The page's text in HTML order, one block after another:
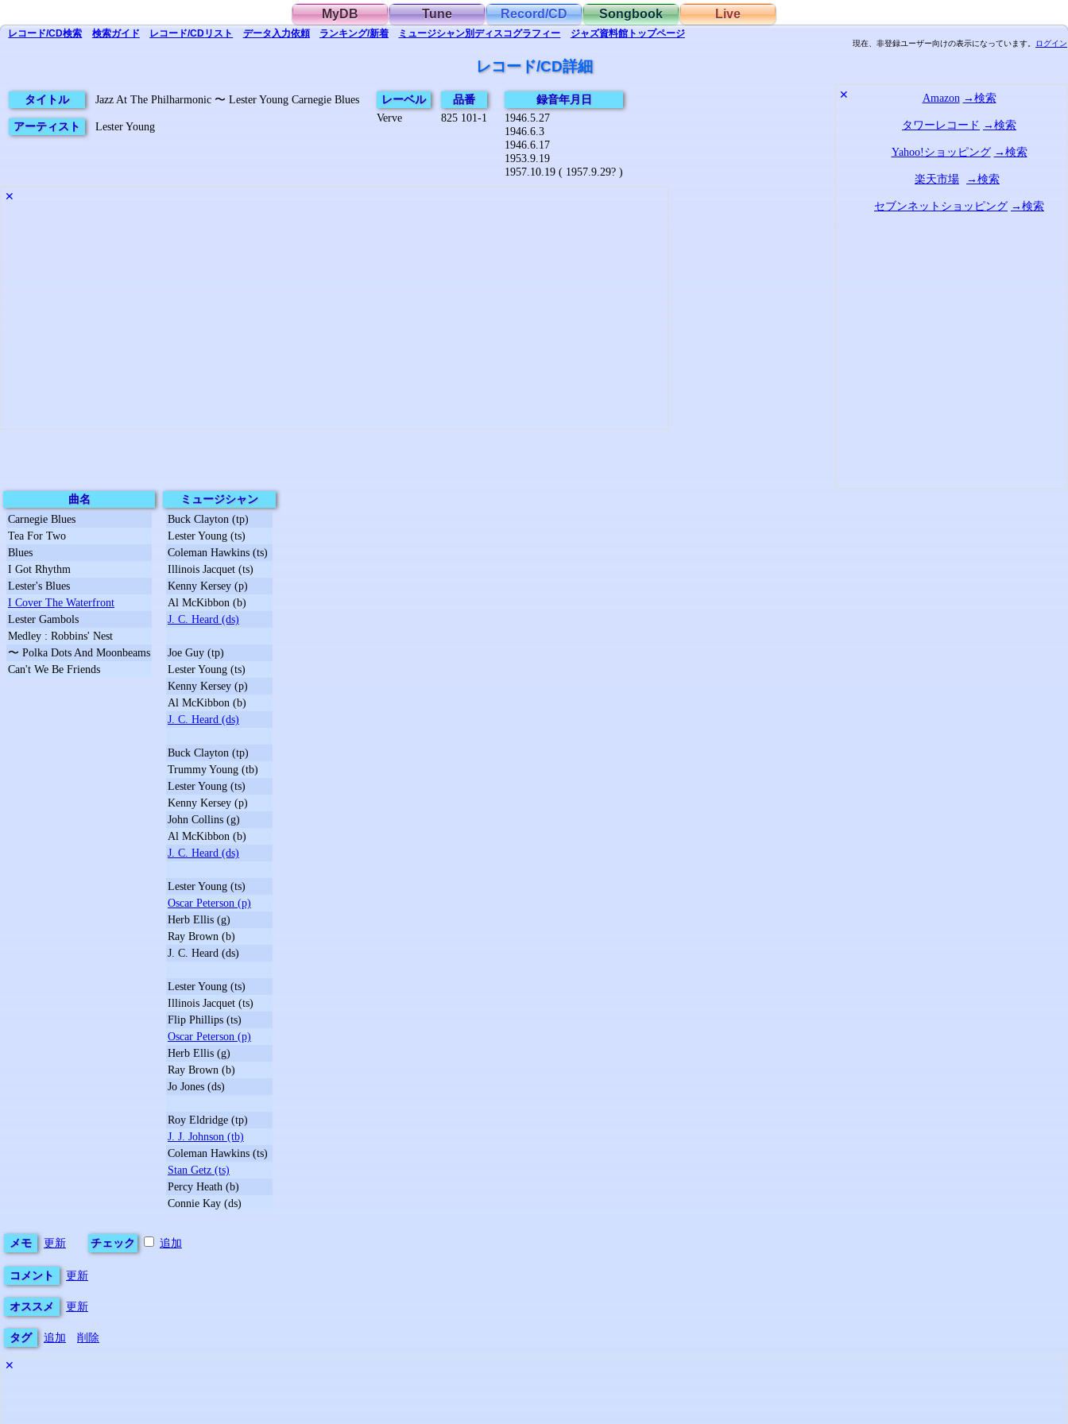
MyDB Tune Record/CD Songbook Live
レコード/CD検索 検索ガイド レコード/CDリスト データ入力依頼 ランキング/新着 ミュージシャン別ディスコグラフィー ジャズ資料館トップページ
現在、非登録ユーザー向けの表示になっています。 ログイン
レコード/CD詳細
タイトル Jazz At The Philharmonic 〜 Lester Young Carnegie Blues
アーティスト Lester Young
レーベル
Verve
品番
825 101-1
録音年月日
1946.5.27
1946.6.3
1946.6.17
1953.9.19
1957.10.19 ( 1957.9.29? )
✕
✕ Amazon →検索
タワーレコード →検索
Yahoo!ショッピング →検索
楽天市場 →検索
セブンネットショッピング →検索
曲名
Carnegie Blues
Tea For Two
Blues
I Got Rhythm
Lester's Blues
I Cover The Waterfront
Lester Gambols
Medley : Robbins' Nest
〜 Polka Dots And Moonbeams
Can't We Be Friends
ミュージシャン
Buck Clayton (tp)
Lester Young (ts)
Coleman Hawkins (ts)
Illinois Jacquet (ts)
Kenny Kersey (p)
Al McKibbon (b)
J. C. Heard (ds)
Joe Guy (tp)
Lester Young (ts)
Kenny Kersey (p)
Al McKibbon (b)
J. C. Heard (ds)
Buck Clayton (tp)
Trummy Young (tb)
Lester Young (ts)
Kenny Kersey (p)
John Collins (g)
Al McKibbon (b)
J. C. Heard (ds)
Lester Young (ts)
Oscar Peterson (p)
Herb Ellis (g)
Ray Brown (b)
J. C. Heard (ds)
Lester Young (ts)
Illinois Jacquet (ts)
Flip Phillips (ts)
Oscar Peterson (p)
Herb Ellis (g)
Ray Brown (b)
Jo Jones (ds)
Roy Eldridge (tp)
J. J. Johnson (tb)
Coleman Hawkins (ts)
Stan Getz (ts)
Percy Heath (b)
Connie Kay (ds)
メモ 更新 チェック 追加
コメント 更新
オススメ 更新
タグ 追加 削除
✕